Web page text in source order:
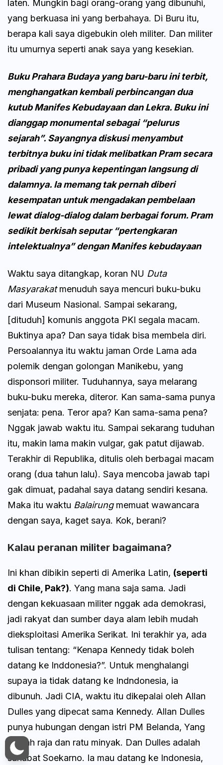
laten. Mungkin bagi orang-orang yang dibunuhi,
yang berkuasa ini yang berbahaya. Di Buru itu,
berapa kali saya digebukin oleh militer. Dan militer
itu umurnya seperti anak saya yang kesekian.
Buku Prahara Budaya yang baru-baru ini terbit,
menghangatkan kembali perbincangan dua
kutub Manifes Kebudayaan dan Lekra. Buku ini
dianggap monumental sebagai “pelurus
sejarah”. Sayangnya diskusi menyambut
terbitnya buku ini tidak melibatkan Pram secara
pribadi yang punya kepentingan langsung di
dalamnya. Ia memang tak pernah diberi
kesempatan untuk mengadakan pembelaan
lewat dialog-dialog dalam berbagai forum. Pram
sedikit berkisah seputar “pertengkaran
intelektualnya” dengan Manifes kebudayaan
Waktu saya ditangkap, koran NU Duta
Masyarakatmenuduh saya mencuri buku-buku
dari Museum Nasional. Sampai sekarang,
[dituduh] komunis anggota PKI segala macam.
Buktinya apa? Dan saya tidak bisa membela diri.
Persoalannya itu waktu jaman Orde Lama ada
polemik dengan golongan Manikebu, yang
disponsori militer. Tuduhannya, saya melarang
buku-buku mereka, diteror. Kan sama-sama punya
senjata: pena. Teror apa? Kan sama-sama pena?
Nggak jawab waktu itu. Sampai sekarang tuduhan
itu, makin lama makin vulgar, gak patut dijawab.
Terakhir di Republika, ditulis oleh berbagai macam
orang (dua tahun lalu). Saya mencoba jawab tapi
gak dimuat, padahal saya datang sendiri kesana.
Maka itu waktu Balairung memuat wawancara
dengan saya, kaget saya. Kok, berani?
Kalau peranan militer bagaimana?
Ini khan dibikin seperti di Amerika Latin, (seperti
di Chile, Pak?). Yang mana saja sama. Jadi
dengan kekuasaan militer nggak ada demokrasi,
jadi rakyat dan sumber daya alam lebih mudah
dieksploitasi Amerika Serikat. Ini terakhir ya, ada
tulisan tentang: “Kenapa Kennedy tidak boleh
datang ke Inddonesia?”. Untuk menghalangi
supaya ia tidak datang ke Indndonesia, ia
dibunuh. Jadi CIA, waktu itu dikepalai oleh Allan
Dulles yang dipecat sama Kennedy. Allan Dulles
punya hubungan dengan istri PM Belanda, Yang
adalah raja dan ratu minyak. Dan Dulles adalah
sahabat Soekarno. Ia mau datang ke Indonesia,